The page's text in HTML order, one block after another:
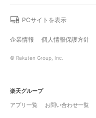
PCサイトを表示
企業情報 個人情報保護方針
© Rakuten Group, Inc.
楽天グループ
アプリ一覧
お問い合わせ一覧